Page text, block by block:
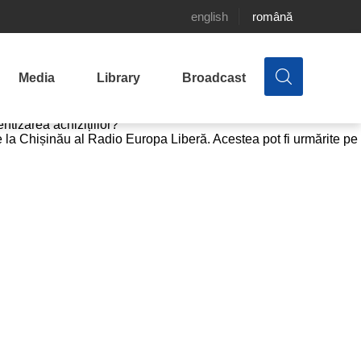
english română
Media Library Broadcast
achiziție publică – la ”15 minute
”Reformarea sistemului național de achiziții publice și
din sistem?
achizițiilor?
Chișinău al Radio Europa Liberă. Acestea pot fi urmărite pe